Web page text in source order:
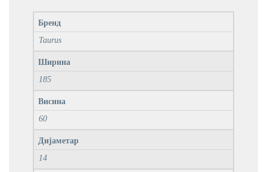
Бренд
Taurus
Ширина
185
Висина
60
Дијаметар
14